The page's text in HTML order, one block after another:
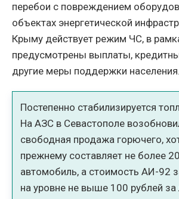
перебои с повреждением
объектах энергетической
Крыму действует режим ЧС, в
предусмотрены выплаты,
другие меры поддержки населения.
Постепенно стабилизируется
На АЗС в Севастополе
свободная продажа горючего,
прежнему составляет не более
автомобиль, а стоимость АИ-92
на уровне не выше 100 рублей за